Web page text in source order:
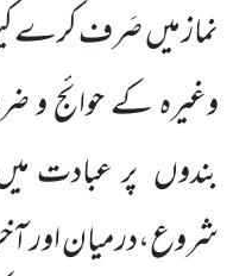
نماز میں صَرف کرے
وغیرہ کے حوائج و
بندوں پر عبادت
شروع،درمیان اور